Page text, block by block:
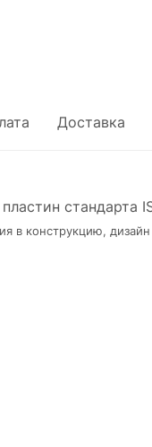
Доставка
стандарта
в конструкцию,